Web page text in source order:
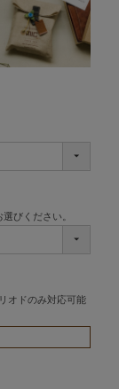
びください。
オドのみ対応可能